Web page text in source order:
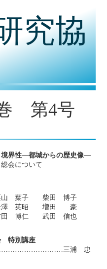
究協
第4号
境界性―都城からの歴史像―
会について
葉子 柴田 博子
英昭 増田 豪
博仁 武田 信也
特別講座
三浦 忠